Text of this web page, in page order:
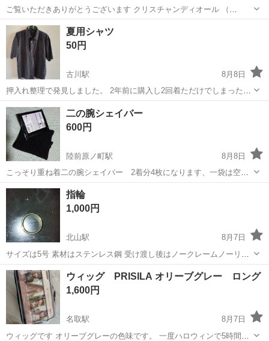
ご覧いただきありがとうございます クリスチャンディオール （
Christian Dior ）アルティメット長財布👛 ボタン破損あり⚠️形崩れあ
り⚠️ ⭕️サイズ 約縦10×横19×幅3cm ⭕️素材 パテント（エナメ...
宮城 仙台市 北山駅
夏用シャツ
50円
古川駅
8月8日
押入れ整理で発見しました。 2年前に購入し2回着ただけでしまったも
のです。 クリーニング済みで、シミや破れなど有りません。 （サイ
ズ） Ｌ （デザイン） 写真を参照下さい ご興味ある方はぜひご連
絡下さい。 宜しくお願い...
宮城 大崎市 古川駅 シャツ
二の腕シェイバー
600円
陸前原ノ町駅
8月8日
こっそり重ね着二の腕シェイバー 2着分4枚になります、一袋は空け
てしまいましたが新品です、夏に二の腕が気になる方お勧めかと、サ
イズは二の腕まわり20cm〜30cmサイズ的にはMサイズ位かと結構締
まります！
宮城 仙台市 陸前原ノ町駅
指輪
1,000円
北山駅
8月7日
サイズは5号 素材はステンレス鋼 受け渡し後はノークレームノーリタ
ーンでお願い致します。
宮城 仙台市 北山駅
ウィッグ PRISILA オリーブグレー ロング
1,600円
名取駅
8月7日
ウィッグです オリーブグレーの色味です。 一度ハロウィンで5時間ほ